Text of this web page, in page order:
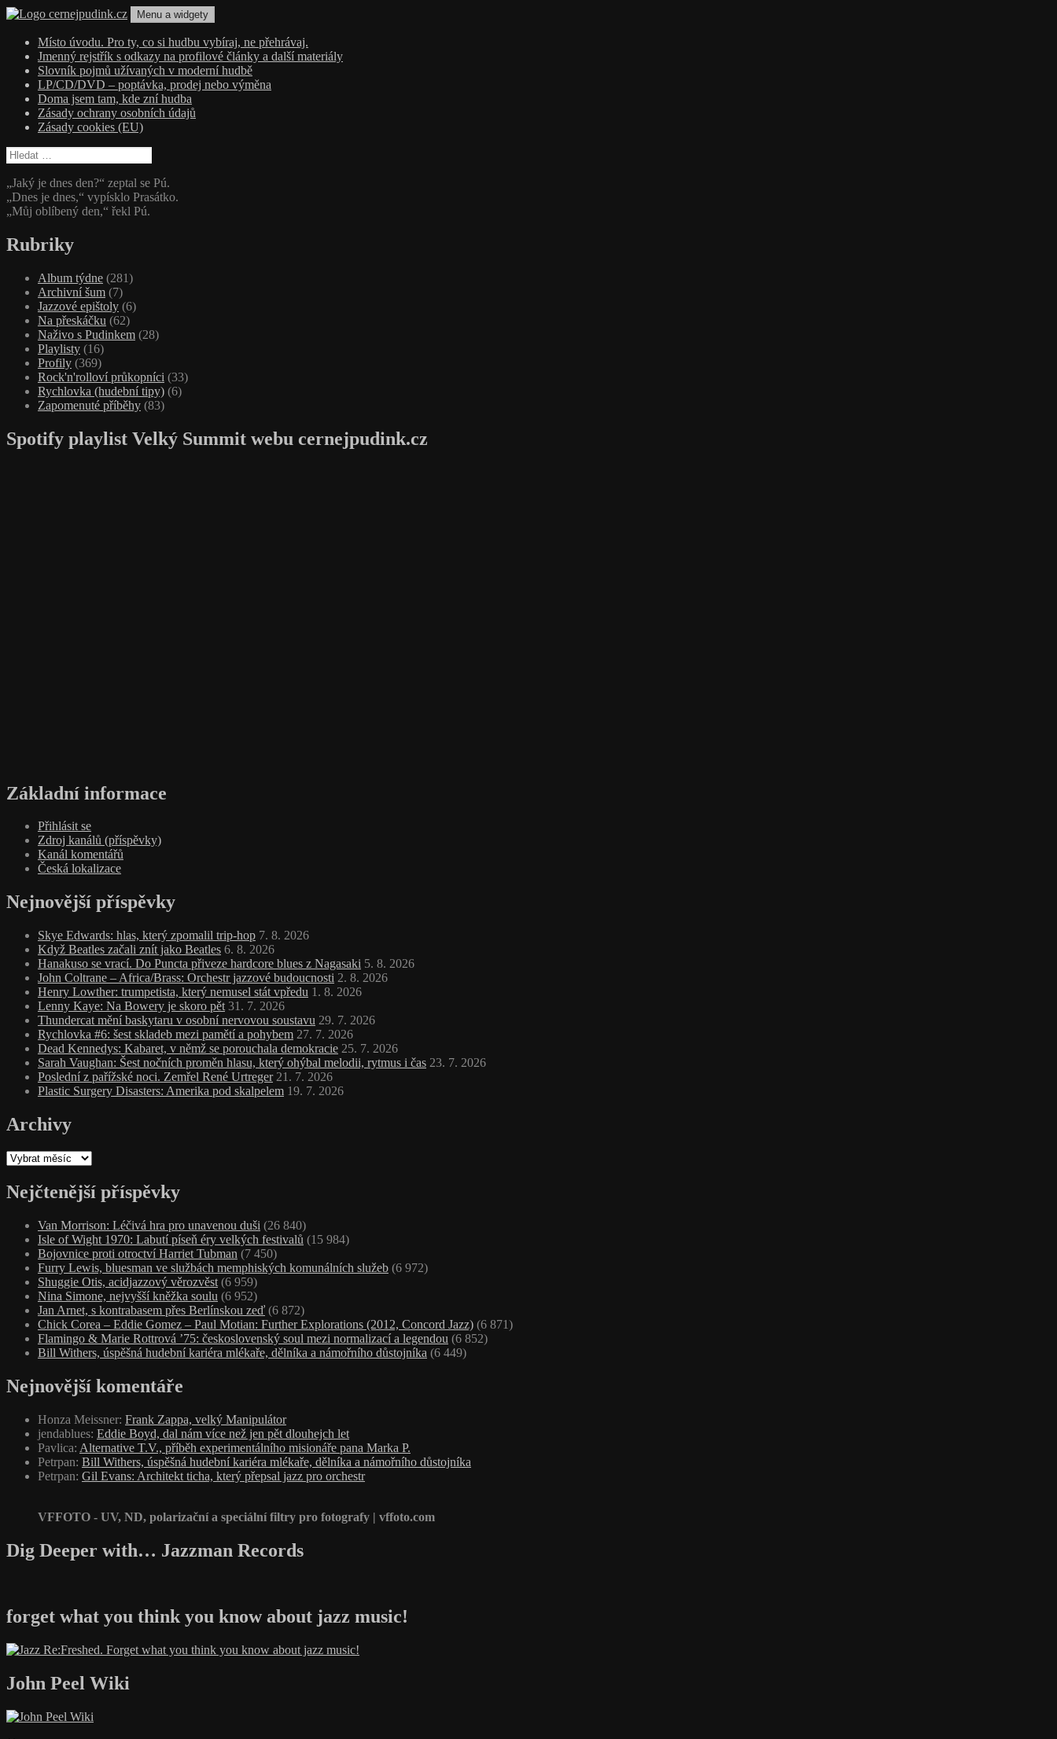
Přejít
obsahu
webu
cernejpudink.cz
Hudební magazín o zapomenutých příbězích, jazzu, alternativě a albech s hlubším kontextem
Menu a widgety
Místo úvodu. Pro ty, co si hudbu vybíraj, ne přehrávaj.
Jmenný rejstřík s odkazy na profilové články a další materiály
Slovník pojmů užívaných v moderní hudbě
LP/CD/DVD – poptávka, prodej nebo výměna
Doma jsem tam, kde zní hudba
Zásady ochrany osobních údajů
Zásady cookies (EU)
Vyhledávání
„Jaký je dnes den?“ zeptal se Pú.
„Dnes je dnes,“ vypísklo Prasátko.
„Můj oblíbený den,“ řekl Pú.
Rubriky
Album týdne (281)
Archivní šum (7)
Jazzové epištoly (6)
Na přeskáčku (62)
Naživo s Pudinkem (28)
Playlisty (16)
Profily (369)
Rock'n'rolloví průkopníci (33)
Rychlovka (hudební tipy) (6)
Zapomenuté příběhy (83)
Spotify playlist Velký Summit webu cernejpudink.cz
Základní informace
Přihlásit se
Zdroj kanálů (příspěvky)
Kanál komentářů
Česká lokalizace
Nejnovější příspěvky
Skye Edwards: hlas, který zpomalil trip‑hop 7. 8. 2026
Když Beatles začali znít jako Beatles 6. 8. 2026
Hanakuso se vrací. Do Puncta přiveze hardcore blues z Nagasaki 5. 8. 2026
John Coltrane – Africa/Brass: Orchestr jazzové budoucnosti 2. 8. 2026
Henry Lowther: trumpetista, který nemusel stát vpředu 1. 8. 2026
Lenny Kaye: Na Bowery je skoro pět 31. 7. 2026
Thundercat mění baskytaru v osobní nervovou soustavu 29. 7. 2026
Rychlovka #6: šest skladeb mezi pamětí a pohybem 27. 7. 2026
Dead Kennedys: Kabaret, v němž se porouchala demokracie 25. 7. 2026
Sarah Vaughan: Šest nočních proměn hlasu, který ohýbal melodii, rytmus i čas 23. 7. 2026
Poslední z pařížské noci. Zemřel René Urtreger 21. 7. 2026
Plastic Surgery Disasters: Amerika pod skalpelem 19. 7. 2026
Archivy
Archivy
Nejčtenější příspěvky
Van Morrison: Léčivá hra pro unavenou duši (26 840)
Isle of Wight 1970: Labutí píseň éry velkých festivalů (15 984)
Bojovnice proti otroctví Harriet Tubman (7 450)
Furry Lewis, bluesman ve službách memphiských komunálních služeb (6 972)
Shuggie Otis, acidjazzový věrozvěst (6 959)
Nina Simone, nejvyšší kněžka soulu (6 952)
Jan Arnet, s kontrabasem přes Berlínskou zeď (6 872)
Chick Corea – Eddie Gomez – Paul Motian: Further Explorations (2012, Concord Jazz) (6 871)
Flamingo & Marie Rottrová ’75: československý soul mezi normalizací a legendou (6 852)
Bill Withers, úspěšná hudební kariéra mlékaře, dělníka a námořního důstojníka (6 449)
Nejnovější komentáře
Honza Meissner: Frank Zappa, velký Manipulátor
jendablues: Eddie Boyd, dal nám více než jen pět dlouhejch let
Pavlica: Alternative T.V., příběh experimentálního misionáře pana Marka P.
Petrpan: Bill Withers, úspěšná hudební kariéra mlékaře, dělníka a námořního důstojníka
Petrpan: Gil Evans: Architekt ticha, který přepsal jazz pro orchestr
VFFOTO - UV, ND, polarizační a speciální filtry pro fotografy | vffoto.com
Dig Deeper with… Jazzman Records
forget what you think you know about jazz music!
John Peel Wiki